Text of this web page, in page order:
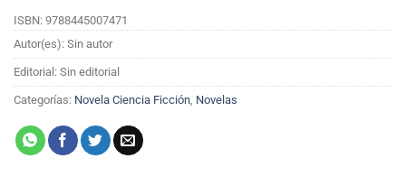
ISBN: 9788445007471
Autor(es): Sin autor
Editorial: Sin editorial
Categorías: Novela Ciencia Ficción Novelas